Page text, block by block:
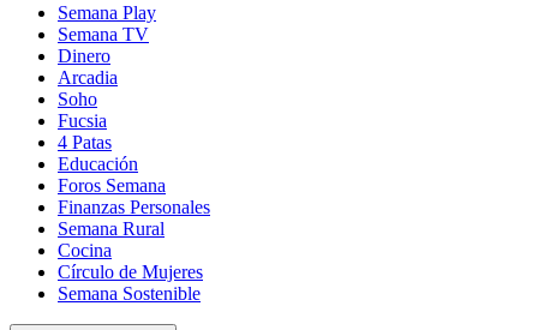
Semana Play
Semana TV
Dinero
Arcadia
Soho
in
new
window
Fucsia
in
new
window
4 Patas
Educación
Foros Semana
Finanzas Personales
Semana Rural
Cocina
Círculo de Mujeres
Semana Sostenible